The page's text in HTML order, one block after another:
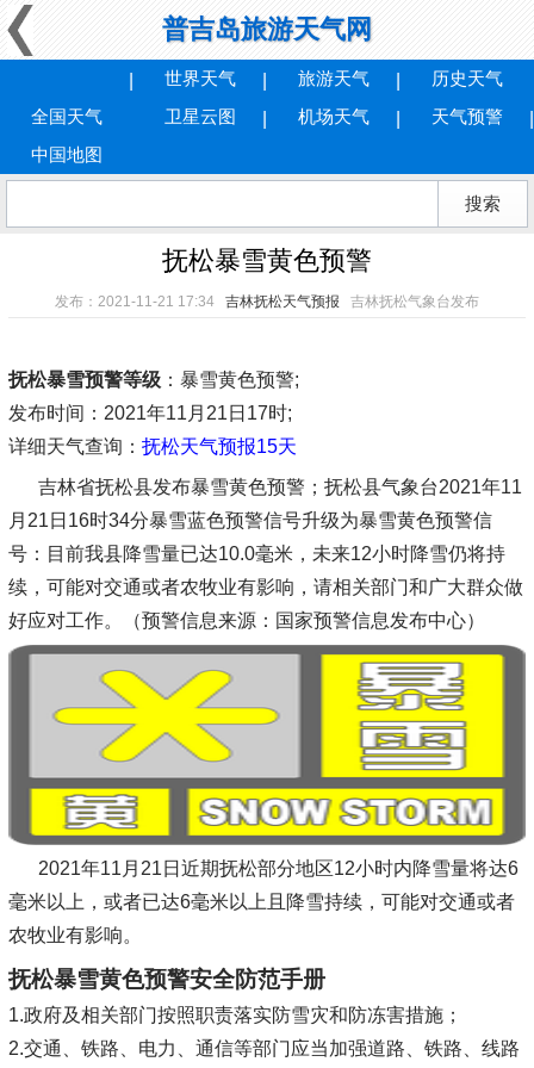
普吉岛旅游天气网
全国天气
世界天气 旅游天气
历史天气
卫星云图
机场天气
天气预警
中国地图
抚松暴雪黄色预警
发布：2021-11-21 17:34 吉林抚松天气预报 吉林抚松气象台发布
抚松暴雪预警等级：暴雪黄色预警;
发布时间 ：2021年11月21日17时;
详细天气查询： 抚松天气预报15天
吉林省抚松县发布暴雪黄色预警；抚松县气象台2021年11
月21日16时34分暴雪蓝色预警信号升级为暴雪黄色预警信
号：目前我县降雪量已达10.0毫米，未来12小时降雪仍将持
续，可能对交通或者农牧业有影响，请相关部门和广大群众做
好应对工作。（预警信息来源：国家预警信息发布中心）
2021年11月21日近期抚松部分地区12小时内降雪量将达6
毫米以上，或者已达6毫米以上且降雪持续，可能对交通或者
农牧业有影响。
抚松暴雪黄色预警安全防范手册
1.政府及相关部门按照职责落实防雪灾和防冻害措施；
2.交通、铁路、电力、通信等部门应当加强道路、铁路、线路